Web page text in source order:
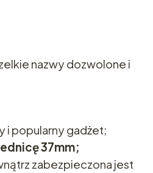
nazwy dozwolone i
i popularny gadżet;
37mm;
zabezpieczona jest